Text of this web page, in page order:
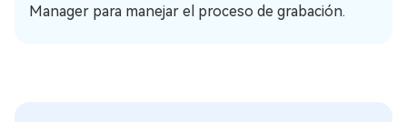
Manager para manejar el proceso de grabación.